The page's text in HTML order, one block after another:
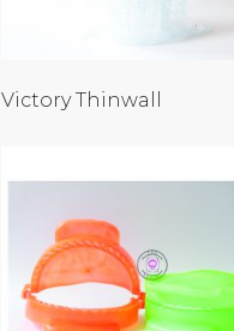
Victory Thinwall